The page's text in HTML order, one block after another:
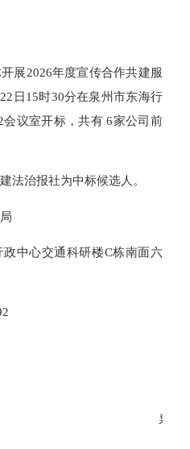
展2026年度宣传合作共建服
日15时30分在泉州市东海行
议室开标，共有 6家公司前
法治报社为中标候选人。
中心交通科研楼C栋南面六
泉州